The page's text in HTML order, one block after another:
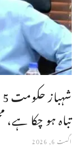
تباہ ہو چکا
اگست 6, 2026